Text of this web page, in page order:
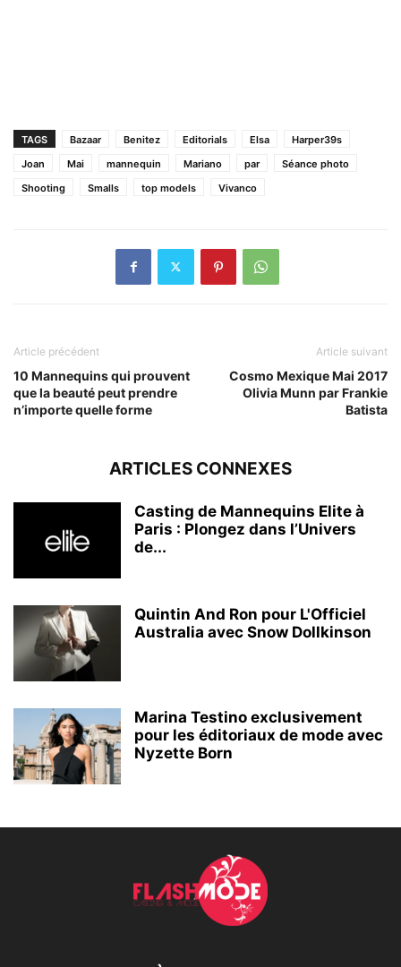
TAGS Bazaar Benitez Editorials Elsa
Harper39s
Joan
Mai mannequin Mariano par
Séance photo
Shooting
Smalls top models Vivanco
Article précédent
10 Mannequins qui prouvent
que la beauté peut prendre
n’importe quelle forme
Article suivant
Cosmo Mexique Mai 2017
Olivia Munn par Frankie
Batista
ARTICLES CONNEXES
Casting de Mannequins Elite à
Paris : Plongez dans l’Univers
de...
Quintin And Ron pour L'Officiel
Australia avec Snow Dollkinson
Marina Testino exclusivement
pour les éditoriaux de mode avec
Nyzette Born